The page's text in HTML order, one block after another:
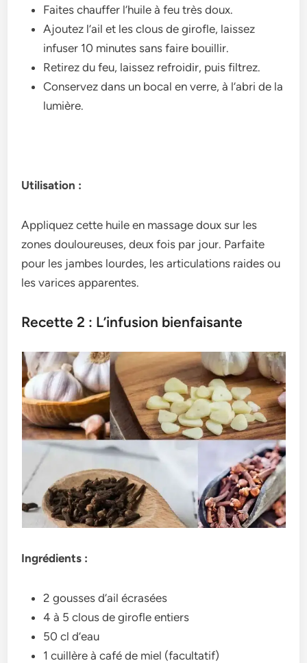
Faites chauffer l’huile à feu très doux.
Ajoutez l’ail et les clous de girofle, laissez
infuser 10 minutes sans faire bouillir.
Retirez du feu, laissez refroidir, puis filtrez.
Conservez dans un bocal en verre, à l’abri de la
lumière.
Utilisation :
Appliquez cette huile en massage doux sur les
zones douloureuses, deux fois par jour. Parfaite
pour les jambes lourdes, les articulations raides ou
les varices apparentes.
Recette 2 : L’infusion bienfaisante
Ingrédients :
2 gousses d’ail écrasées
4 à 5 clous de girofle entiers
50 cl d’eau
1 cuillère à café de miel (facultatif)